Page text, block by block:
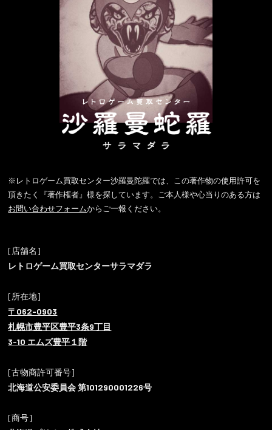
※レトロゲーム買取センター沙羅曼陀羅では、この著作物の使用許可を
頂きたく『著作権者』様を探しています。ご本人様や心当りのある方は
お問い合わせフォームからご一報ください。
[店舗名]
レトロゲーム買取センターサラマダラ
[所在地]
〒062-0903
札幌市豊平区豊平3条9丁目
3-10 エムズ豊平１階
[古物商許可番号]
北海道公安委員会 第101290001226号
[商号]